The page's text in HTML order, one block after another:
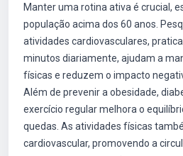
Manter uma rotina ativa é crucial,
população acima dos 60 anos.
atividades cardiovasculares,
minutos diariamente, ajudam a
físicas e reduzem o impacto
Além de prevenir a obesidade,
exercício regular melhora o
quedas. As atividades físicas
cardiovascular, promovendo a